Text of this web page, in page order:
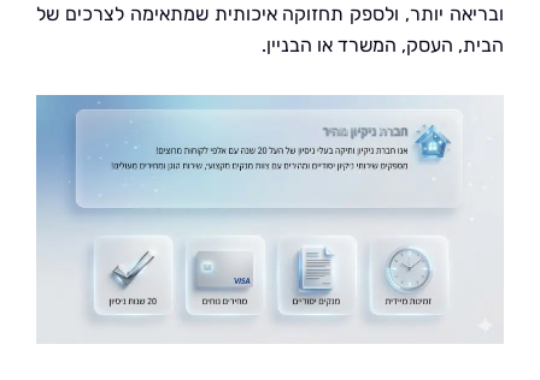
יותר, ולספק תחזוקה איכותית שמתאימה לצרכים של
העסק, המשרד או הבניין.